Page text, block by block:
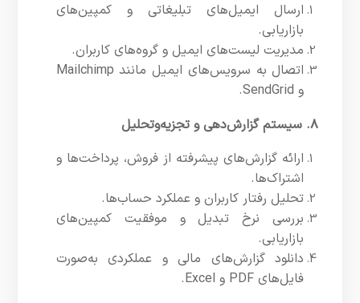
ارسال ایمیل‌های تبلیغاتی و کمپین‌های
بازاریابی.
مدیریت لیست‌های ایمیل و گروه‌های کاربران.
اتصال به سرویس‌های ایمیل مانند Mailchimp
و SendGrid.
۸. سیستم گزارش‌دهی و تجزیه‌وتحلیل
ارائه گزارش‌های پیشرفته از فروش، پرداخت‌ها و
اشتراک‌ها.
تحلیل رفتار کاربران و عملکرد حساب‌ها.
بررسی نرخ تبدیل و موفقیت کمپین‌های
بازاریابی.
دانلود گزارش‌های مالی و عملکردی به‌صورت
فایل‌های PDF و Excel.